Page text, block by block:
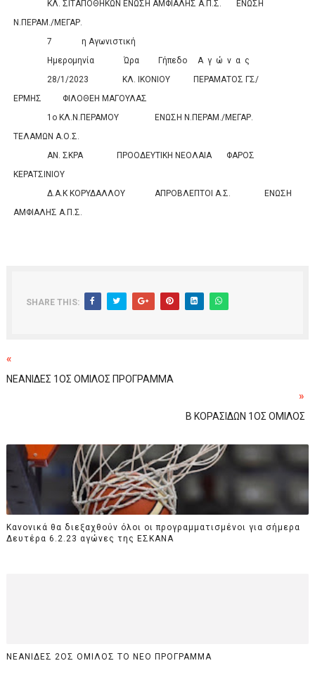
ΚΛ. ΣΙΤΑΠΟΘΗΚΩΝ ΕΝΩΣΗ ΑΜΦΙΑΛΗΣ Α.Π.Σ.
ΕΝΩΣΗ
Ν.ΠΕΡΑΜ./ΜΕΓΑΡ.
7
η Αγωνιστική
Ημερομηνία
Ώρα Γήπεδο Α γ ώ ν α ς
28/1/2023
ΚΛ. ΙΚΟΝΙΟΥ
ΠΕΡΑΜΑΤΟΣ ΓΣ/
ΕΡΜΗΣ
ΦΙΛΟΘΕΗ ΜΑΓΟΥΛΑΣ
1ο ΚΛ.Ν.ΠΕΡΑΜΟΥ
ΕΝΩΣΗ Ν.ΠΕΡΑΜ./ΜΕΓΑΡ.
ΤΕΛΑΜΩΝ Α.Ο.Σ.
ΑΝ. ΣΚΡΑ
ΠΡΟΟΔΕΥΤΙΚΗ ΝΕΟΛΑΙΑ
ΦΑΡΟΣ
ΚΕΡΑΤΣΙΝΙΟΥ
Δ.Α.Κ ΚΟΡΥΔΑΛΛΟΥ
ΑΠΡΟΒΛΕΠΤΟΙ Α.Σ.
ΕΝΩΣΗ
ΑΜΦΙΑΛΗΣ Α.Π.Σ.
SHARE THIS:
«
ΝΕΑΝΙΔΕΣ 1ΟΣ ΟΜΙΛΟΣ ΠΡΟΓΡΑΜΜΑ
»
Β ΚΟΡΑΣΙΔΩΝ 1ΟΣ ΟΜΙΛΟΣ
Κανονικά θα διεξαχθούν όλοι οι προγραμματισμένοι για σήμερα
Δευτέρα 6.2.23 αγώνες της ΕΣΚΑΝΑ
ΝΕΑΝΙΔΕΣ 2ΟΣ ΟΜΙΛΟΣ ΤΟ ΝΕΟ ΠΡΟΓΡΑΜΜΑ